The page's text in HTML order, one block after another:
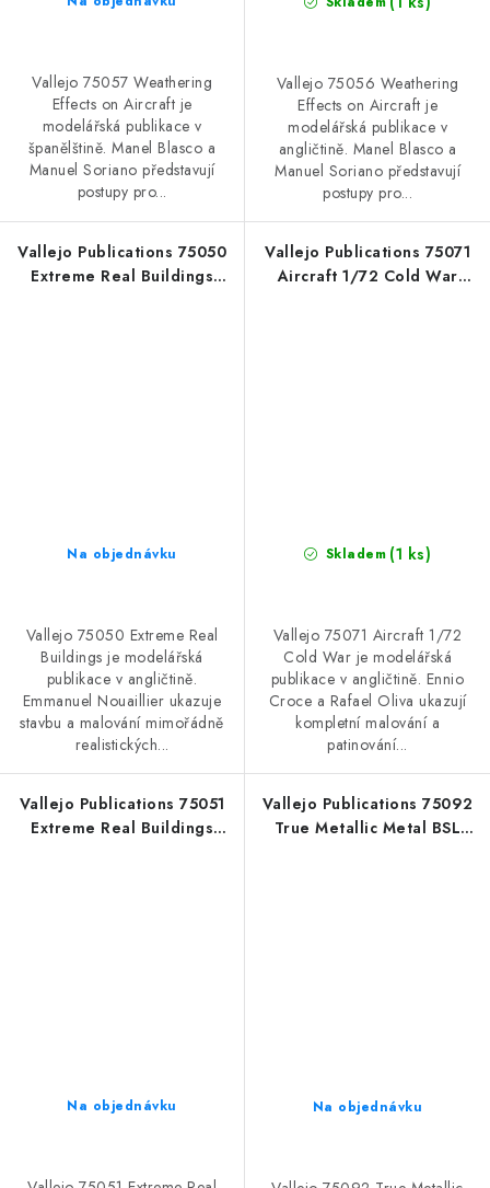
Vallejo 75057 Weathering
Effects on Aircraft je
modelářská publikace v
španělštině. Manel Blasco a
Manuel Soriano představují
postupy pro...
Vallejo 75056 Weathering
Effects on Aircraft je
modelářská publikace v
angličtině. Manel Blasco a
Manuel Soriano představují
postupy pro...
Vallejo Publications 75050
Extreme Real Buildings
Na objednávku
Vallejo 75050 Extreme Real
Buildings je modelářská
publikace v angličtině.
Emmanuel Nouaillier ukazuje
stavbu a malování mimořádně
realistických...
Vallejo Publications 75071
Aircraft 1/72 Cold War
Skladem (1 ks)
Vallejo 75071 Aircraft 1/72
Cold War je modelářská
publikace v angličtině. Ennio
Croce a Rafael Oliva ukazují
kompletní malování a
patinování...
Vallejo Publications 75051
Extreme Real Buildings
Na objednávku
Vallejo Publications 75092
True Metallic Metal BSL
Na objednávku